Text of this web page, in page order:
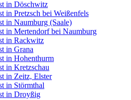
in Döschwitz
in Pretzsch bei Weißenfels
in Naumburg (Saale)
in Mertendorf bei Naumburg
in Rackwitz
in Grana
in Hohenthurm
in Kretzschau
in Zeitz, Elster
in Störmthal
in Droyßig